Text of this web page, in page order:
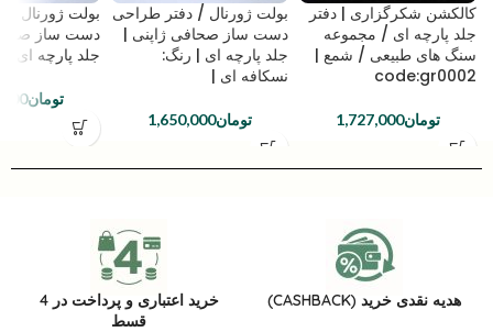
کالکشن شکرگزاری | دفتر
جلد پارچه ای / مجموعه
سنگ های طبیعی / شمع |
code:gr0002
تومان1,727,000
بولت ژورنال / دفتر طراحی
دست ساز صحافی ژاپنی |
جلد پارچه ای | رنگ:
نسکافه ای |
تومان1,650,000
بولت ژورنال
دست ساز
جلد پارچه ای
تومان
هدیه نقدی خرید (CASHBACK)
خرید اعتباری و پرداخت در 4
قسط